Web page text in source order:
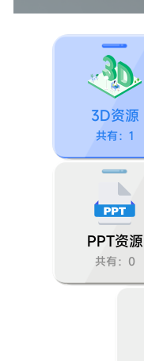
第二单元：我们自己
1.我们的身体
3.游戏中的观察
4.气味告诉我们
5.通过感官来发现
6.观察与比较
3D资源
共有：1
PPT资源
共有：0